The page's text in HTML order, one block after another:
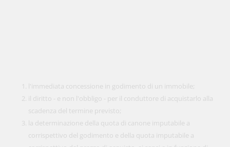
l'immediata concessione in godimento di un immobile;
il diritto - e non l'obbligo - per il conduttore di acquistarlo alla
scadenza del termine previsto;
la determinazione della quota di canone imputabile a
corrispettivo del godimento e della quota imputabile a